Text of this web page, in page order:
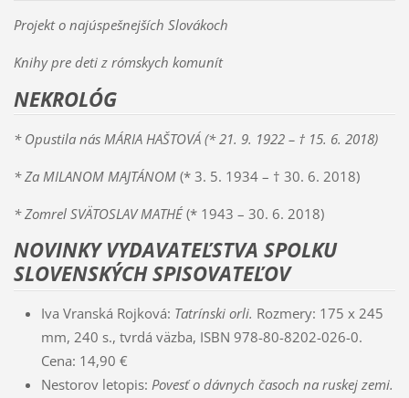
Projekt o najúspešnejších Slovákoch
Knihy pre deti z rómskych komunít
NEKROLÓG
* Opustila nás MÁRIA HAŠTOVÁ (* 21. 9. 1922 – † 15. 6. 2018)
* Za MILANOM MAJTÁNOM(* 3. 5. 1934 – † 30. 6. 2018)
* Zomrel SVÄTOSLAV MATHÉ(* 1943 – 30. 6. 2018)
NOVINKY VYDAVATEĽSTVA SPOLKU
SLOVENSKÝCH SPISOVATEĽOV
Iva Vranská Rojková: Tatrínski orli. Rozmery: 175 x 245
mm, 240 s., tvrdá väzba, ISBN 978-80-8202-026-0.
Cena: 14,90 €
Nestorov letopis: Povesť o dávnych časoch na ruskej zemi.